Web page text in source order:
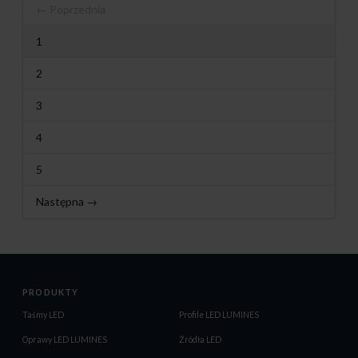
1
2
3
4
5
Następna →
PRODUKTY
Taśmy LED Profile LED LUMINES
Oprawy LED LUMINES Źródła LED